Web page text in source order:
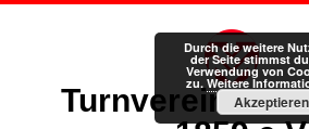
Zum
Turnverein
Durch die weitere
der Seite stimmst
Verwendung von
zu. Weitere
Akzeptieren